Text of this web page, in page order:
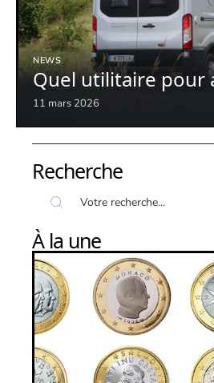
NEWS
Quel utilitaire pour
11 mars 2026
Recherche
À la une